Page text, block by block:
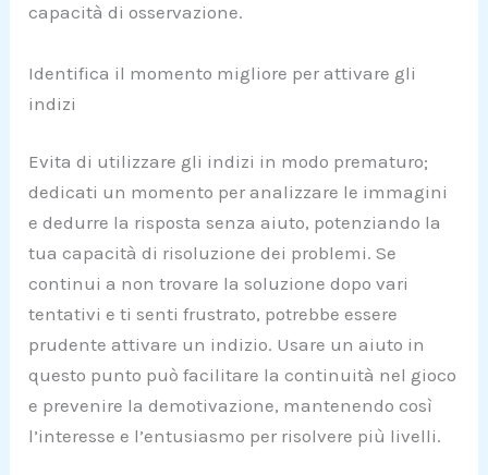
capacità di osservazione.
Identifica il momento migliore per attivare gli
indizi
Evita di utilizzare gli indizi in modo prematuro;
dedicati un momento per analizzare le immagini
e dedurre la risposta senza aiuto, potenziando la
tua capacità di risoluzione dei problemi. Se
continui a non trovare la soluzione dopo vari
tentativi e ti senti frustrato, potrebbe essere
prudente attivare un indizio. Usare un aiuto in
questo punto può facilitare la continuità nel gioco
e prevenire la demotivazione, mantenendo così
l’interesse e l’entusiasmo per risolvere più livelli.